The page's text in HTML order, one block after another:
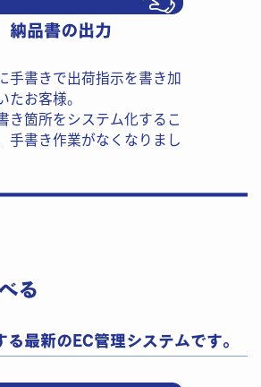
納品書の出力
手書きで出荷指示を書​き加
たお客様。
き箇所をシステム化す​るこ
手書き作業がなく​なり​まし
る
る最新のEC管理​システムです。